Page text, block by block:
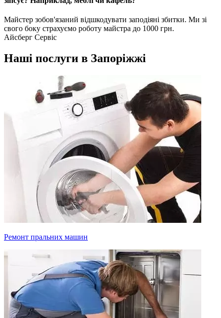
Майстер зобов'язаний відшкодувати заподіяні збитки. Ми зі
свого боку страхуємо роботу майстра до 1000 грн.
Айсберг Сервіс
Наші послуги в Запоріжжі
Ремонт пральних машин